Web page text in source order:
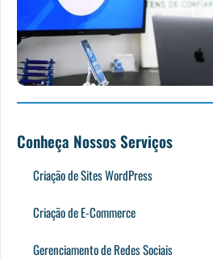
Conheça Nossos Serviços
Criação de Sites WordPress
Criação de E-Commerce
Gerenciamento de Redes Sociais